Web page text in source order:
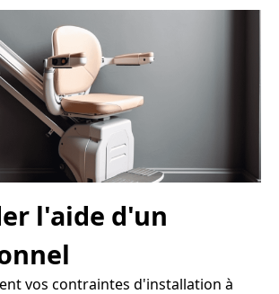
l'aide d'un
vos contraintes d'installation à